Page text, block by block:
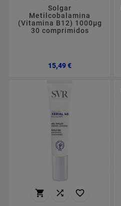
Solgar
Metilcobalamina
(Vitamina B12) 1000µg
30 comprimidos
15,49 €Preço
  